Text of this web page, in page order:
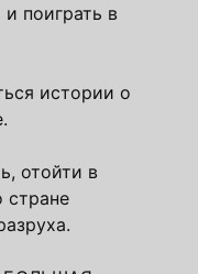
поиграть в
истории о
отойти в
стране